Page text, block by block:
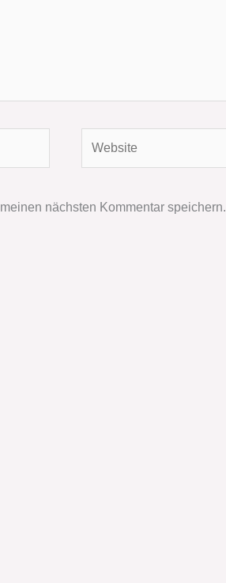
nächsten Kommentar speichern.